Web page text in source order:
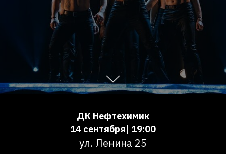
ДК Нефтехимик
14 сентября| 19:00
ул. Ленина 25